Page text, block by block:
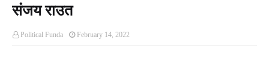
संजय राउत
Political Funda February 14, 2022